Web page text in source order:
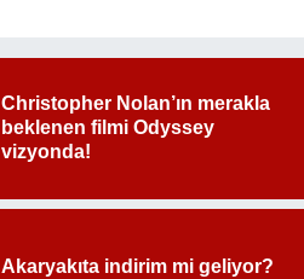
Christopher Nolan’ın merakla
beklenen filmi Odyssey
vizyonda!
Akaryakıta indirim mi geliyor?